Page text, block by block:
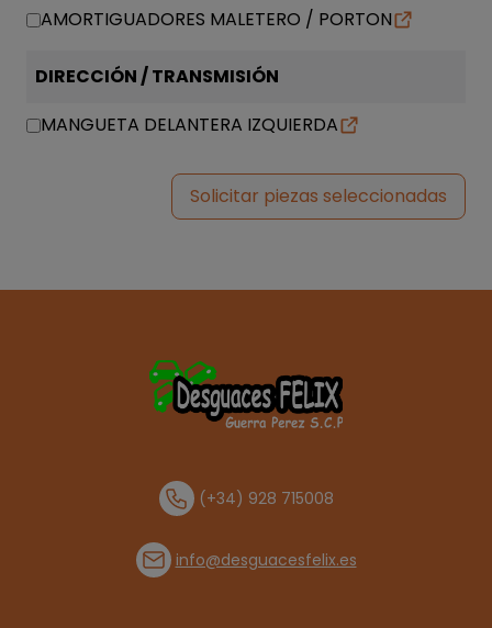
AMORTIGUADORES MALETERO / PORTON
DIRECCIÓN / TRANSMISIÓN
MANGUETA DELANTERA IZQUIERDA
Solicitar piezas seleccionadas
(+34) 928 715008
info@desguacesfelix.es